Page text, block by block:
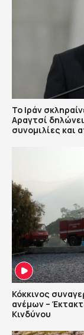
Το Ιράν
Αραγτσί
συνομιλίες και
Κόκκινος
ανέμων –
Κινδύνου